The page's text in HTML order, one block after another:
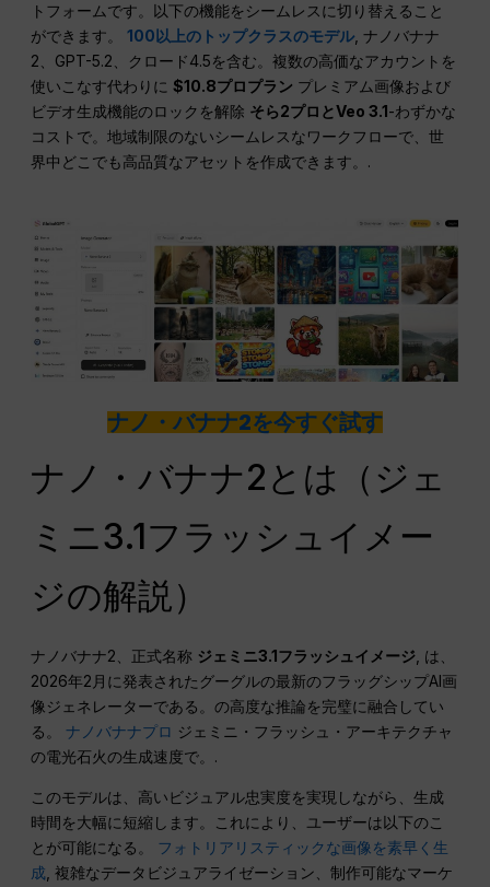
トフォームです。以下の機能をシームレスに切り替えること
ができます。100以上のトップクラスのモデル, ナノバナナ
2、GPT-5.2、クロード4.5を含む。複数の高価なアカウントを
使いこなす代わりに$10.8プロプラン プレミアム画像および
ビデオ生成機能のロックを解除 そら2プロとVeo 3.1 -わずかな
コストで。地域制限のないシームレスなワークフローで、世
界中どこでも高品質なアセットを作成できます。.
ナノ・バナナ2を今すぐ試す
ナノ・バナナ2とは（ジェ
ミニ3.1フラッシュイメー
ジの解説）
ナノバナナ2、正式名称 ジェミニ3.1フラッシュイメージ , は、
2026年2月に発表されたグーグルの最新のフラッグシップAI画
像ジェネレーターである。の高度な推論を完璧に融合してい
る。ナノバナナプロ ジェミニ・フラッシュ・アーキテクチャ
の電光石火の生成速度で。.
このモデルは、高いビジュアル忠実度を実現しながら、生成
時間を大幅に短縮します。これにより、ユーザーは以下のこ
とが可能になる。 フォトリアリスティックな画像を素早く生
成 , 複雑なデータビジュアライゼーション、制作可能なマーケ